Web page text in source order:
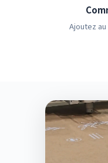
Ajoutez